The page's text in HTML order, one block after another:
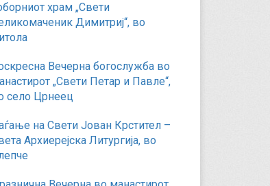
храм „Свети
Димитриј“, во
Вечерна богослужба во
„Свети Петар и Павле“,
село Црнеец
на Свети Јован Крстител –
Архиерејска Литургија, во